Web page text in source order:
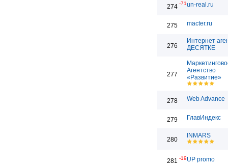
274 -71un-real.ru
275 macter.ru
276
Интернет
ДЕСЯТКЕ
277
Агентство
«Развитие»
278 Web Advance
279 ГлавИндекс
280
INMARS
281 -19UP promo